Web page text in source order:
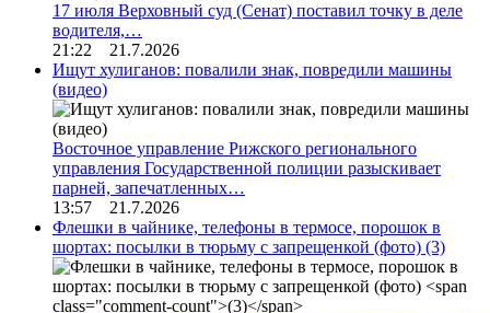
17 июля Верховный суд (Сенат) поставил точку в деле
водителя,…
21:22 21.7.2026
Ищут хулиганов: повалили знак, повредили машины
(видео)
Восточное управление Рижского регионального
управления Государственной полиции разыскивает
парней, запечатленных…
13:57 21.7.2026
Флешки в чайнике, телефоны в термосе, порошок в
шортах: посылки в тюрьму с запрещенкой (фото) (3)